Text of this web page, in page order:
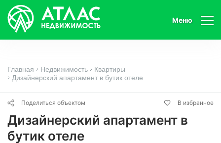
Меню
Главная Недвижимость
Квартиры
Дизайнерский апартамент в бутик отеле
Поделиться объектом В избранное
Дизайнерский апартамент в
бутик отеле